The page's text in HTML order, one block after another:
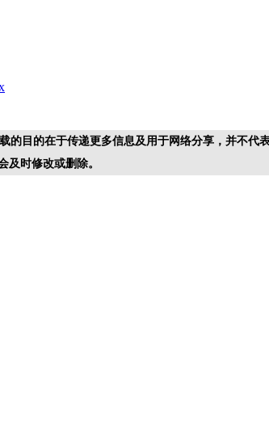
的目的在于传递更多信息及用于网络分享，并不
及时修改或删除。